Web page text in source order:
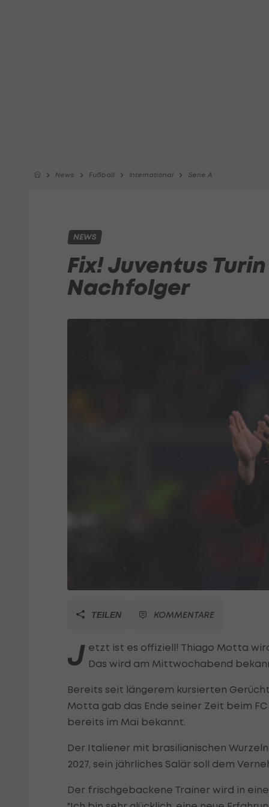
News Fußball International Serie A
NEWS
Fix! Juventus
Nachfolger
TEILEN KOMMENTARE
J etzt ist es offiziell! Thiago Motta
Das wird am Mittwochabend
Bereits seit längerem kursierten
Motta gab das Ende seiner Zeit beim
bereits im Mai bekannt.
Der Italiener mit brasilianischen
2027, sein jährliches Salär soll dem
Der frischgebackene Trainer wird in